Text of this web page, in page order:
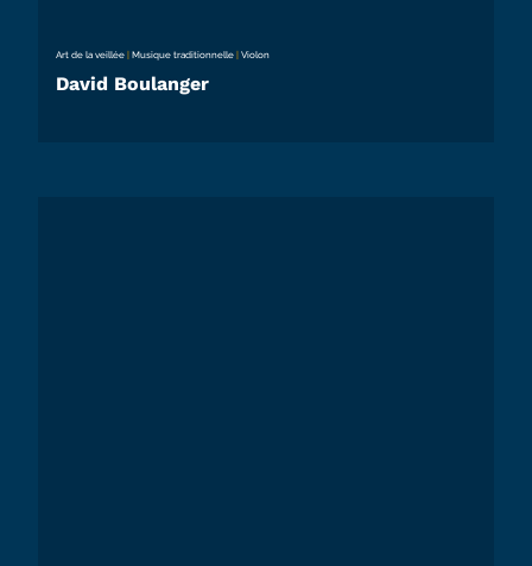
Art de la veillée |Musique traditionnelle |Violon
David Boulanger